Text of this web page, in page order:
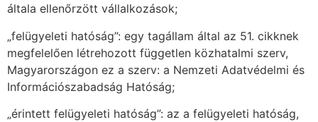
általa ellenőrzött vállalkozások;
„felügyeleti hatóság”: egy tagállam által az 51. cikknek
megfelelően létrehozott független közhatalmi szerv,
Magyarországon ez a szerv: a Nemzeti Adatvédelmi és
Információszabadság Hatóság;
„érintett felügyeleti hatóság”: az a felügyeleti hatóság,